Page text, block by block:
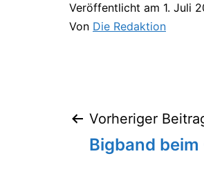
Veröffentlicht am 1. Juli
Von Die Redaktion
Vorheriger
Bigband